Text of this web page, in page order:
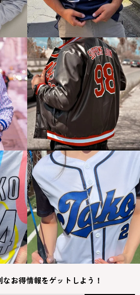
お得情報をゲットしよう！